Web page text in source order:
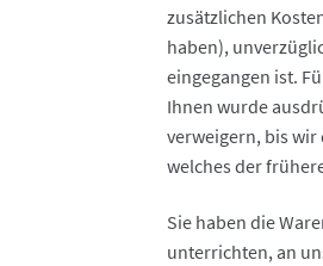
zusätzlichen
haben),
eingegangen ist.
Ihnen wurde
verweigern, bis wir
welches der
Sie haben die
unterrichten, an